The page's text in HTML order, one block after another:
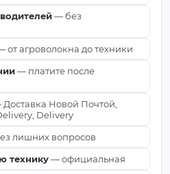
— без
от агроволокна до техники
— платите после
Новой Почтой,
Delivery
лишних вопросов
технику— официальная